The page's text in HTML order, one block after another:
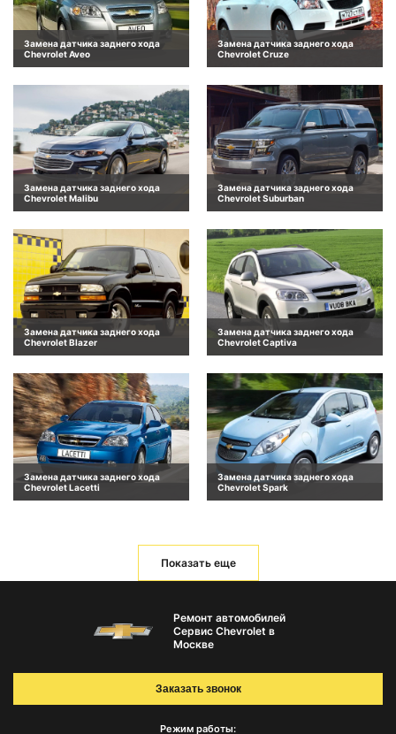
Замена датчика заднего хода
Chevrolet Aveo
Замена датчика заднего хода
Chevrolet Cruze
Замена датчика заднего хода
Chevrolet Malibu
Замена датчика заднего хода
Chevrolet Suburban
Замена датчика заднего хода
Chevrolet Blazer
Замена датчика заднего хода
Chevrolet Captiva
Замена датчика заднего хода
Chevrolet Lacetti
Замена датчика заднего хода
Chevrolet Spark
Показать еще
Ремонт автомобилей
Сервис Chevrolet в
Москве
Режим работы:
Заказать звонок